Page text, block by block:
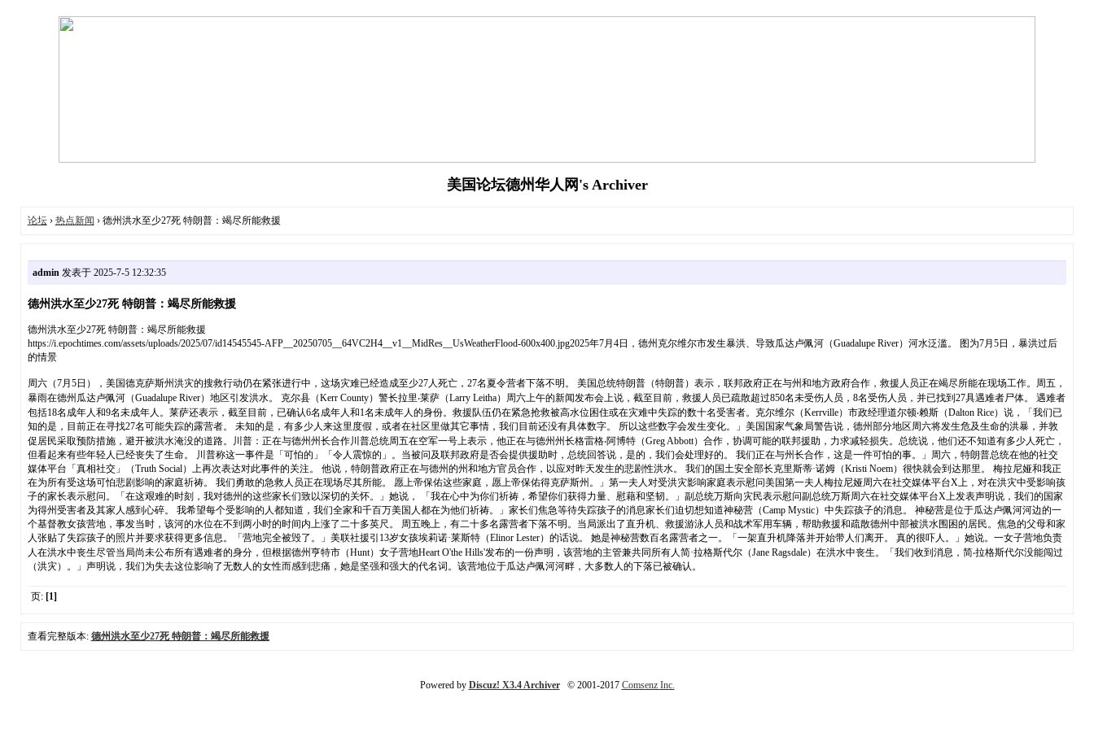
美国论坛德州华人网's Archiver
论坛› 热点新闻 › 德州洪水至少27死 特朗普：竭尽所能救援
admin发表于 2025-7-5 12:32:35
德州洪水至少27死 特朗普：竭尽所能救援
德州洪水至少27死 特朗普：竭尽所能救援
https://i.epochtimes.com/assets/uploads/2025/07/id14545545-AFP__20250705__64VC2H4__v1__MidRes__UsWeatherFlood-600x400.jpg2025年7月4日，德州克尔维尔市发生暴洪、导致瓜达卢佩河（Guadalupe River）河水泛滥。 图为7月5日，暴洪过后
的情景
周六（7月5日），美国德克萨斯州洪灾的搜救行动仍在紧张进行中，这场灾难已经造成至少27人死亡，27名夏令营者下落不明。 美国总统特朗普（特朗普）表示，联邦政府正在与州和地方政府合作，救援人员正在竭尽所能在现场工作。周五，
暴雨在德州瓜达卢佩河（Guadalupe River）地区引发洪水。 克尔县（Kerr County）警长拉里‧莱萨（Larry Leitha）周六上午的新闻发布会上说，截至目前，救援人员已疏散超过850名未受伤人员，8名受伤人员，并已找到27具遇难者尸体。 遇难者
包括18名成年人和9名未成年人。莱萨还表示，截至目前，已确认6名成年人和1名未成年人的身份。救援队伍仍在紧急抢救被高水位困住或在灾难中失踪的数十名受害者。克尔维尔（Kerrville）市政经理道尔顿‧赖斯（Dalton Rice）说，「我们已
知的是，目前正在寻找27名可能失踪的露营者。 未知的是，有多少人来这里度假，或者在社区里做其它事情，我们目前还没有具体数字。 所以这些数字会发生变化。」美国国家气象局警告说，德州部分地区周六将发生危及生命的洪暴，并敦
促居民采取预防措施，避开被洪水淹没的道路。川普：正在与德州州长合作川普总统周五在空军一号上表示，他正在与德州州长格雷格‧阿博特（Greg Abbott）合作，协调可能的联邦援助，力求减轻损失。总统说，他们还不知道有多少人死亡，
但看起来有些年轻人已经丧失了生命。 川普称这一事件是「可怕的」「令人震惊的」。当被问及联邦政府是否会提供援助时，总统回答说，是的，我们会处理好的。 我们正在与州长合作，这是一件可怕的事。」周六，特朗普总统在他的社交
媒体平台「真相社交」（Truth Social）上再次表达对此事件的关注。 他说，特朗普政府正在与德州的州和地方官员合作，以应对昨天发生的悲剧性洪水。 我们的国土安全部长克里斯蒂·诺姆（Kristi Noem）很快就会到达那里。 梅拉尼娅和我正
在为所有受这场可怕悲剧影响的家庭祈祷。 我们勇敢的急救人员正在现场尽其所能。 愿上帝保佑这些家庭，愿上帝保佑得克萨斯州。」第一夫人对受洪灾影响家庭表示慰问美国第一夫人梅拉尼娅周六在社交媒体平台X上，对在洪灾中受影响孩
子的家长表示慰问。「在这艰难的时刻，我对德州的这些家长们致以深切的关怀。」她说， 「我在心中为你们祈祷，希望你们获得力量、慰藉和坚韧。」副总统万斯向灾民表示慰问副总统万斯周六在社交媒体平台X上发表声明说，我们的国家
为得州受害者及其家人感到心碎。 我希望每个受影响的人都知道，我们全家和千百万美国人都在为他们祈祷。」家长们焦急等待失踪孩子的消息家长们迫切想知道神秘营（Camp Mystic）中失踪孩子的消息。 神秘营是位于瓜达卢佩河河边的一
个基督教女孩营地，事发当时，该河的水位在不到两小时的时间内上涨了二十多英尺。 周五晚上，有二十多名露营者下落不明。当局派出了直升机、救援游泳人员和战术军用车辆，帮助救援和疏散德州中部被洪水围困的居民。焦急的父母和家
人张贴了失踪孩子的照片并要求获得更多信息。「营地完全被毁了。」美联社援引13岁女孩埃莉诺·莱斯特（Elinor Lester）的话说。 她是神秘营数百名露营者之一。「一架直升机降落并开始带人们离开。 真的很吓人。」她说。一女子营地负责
人在洪水中丧生尽管当局尚未公布所有遇难者的身分，但根据德州亨特市（Hunt）女子营地Heart O'the Hills'发布的一份声明，该营地的主管兼共同所有人简·拉格斯代尔（Jane Ragsdale）在洪水中丧生。「我们收到消息，简‧拉格斯代尔没能闯过
（洪灾）。」声明说，我们为失去这位影响了无数人的女性而感到悲痛，她是坚强和强大的代名词。该营地位于瓜达卢佩河河畔，大多数人的下落已被确认。
页: [1]
查看完整版本: 德州洪水至少27死 特朗普：竭尽所能救援
Powered by Discuz! X3.4 Archiver© 2001-2017 Comsenz Inc.